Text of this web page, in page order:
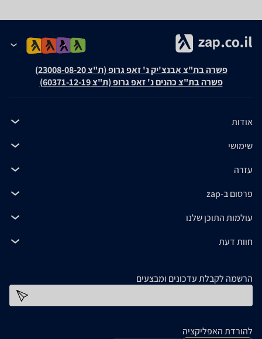
פשרה בת"צ אבנצ'יק נ' זאפ גרופ (ת"צ 23008-08-20)
פשרה בת"צ כהנים נ' זאפ גרופ (ת"צ 60371-12-19)
אודות
שימושי
עזרה
פרסום ב-zap
עולמות התוכן שלנו
חוות דעת
הרשמה לקבלת עדכונים ומבצעים
להורדת האפליקציה